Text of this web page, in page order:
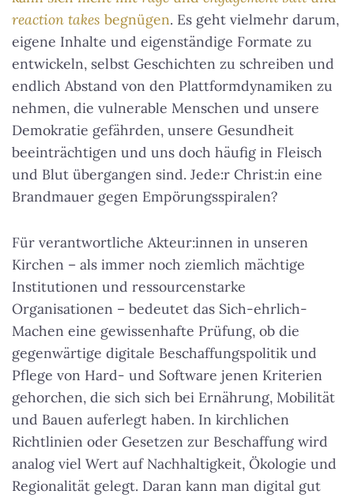
reaction takes begnügen. Es geht vielmehr darum,
eigene Inhalte und eigenständige Formate zu
entwickeln, selbst Geschichten zu schreiben und
endlich Abstand von den Plattformdynamiken zu
nehmen, die vulnerable Menschen und unsere
Demokratie gefährden, unsere Gesundheit
beeinträchtigen und uns doch häufig in Fleisch
und Blut übergangen sind. Jede:r Christ:in eine
Brandmauer gegen Empörungsspiralen?
Für verantwortliche Akteur:innen in unseren
Kirchen – als immer noch ziemlich mächtige
Institutionen und ressourcenstarke
Organisationen – bedeutet das Sich-ehrlich-
Machen eine gewissenhafte Prüfung, ob die
gegenwärtige digitale Beschaffungspolitik und
Pflege von Hard- und Software jenen Kriterien
gehorchen, die sich sich bei Ernährung, Mobilität
und Bauen auferlegt haben. In kirchlichen
Richtlinien oder Gesetzen zur Beschaffung wird
analog viel Wert auf Nachhaltigkeit, Ökologie und
Regionalität gelegt. Daran kann man digital gut